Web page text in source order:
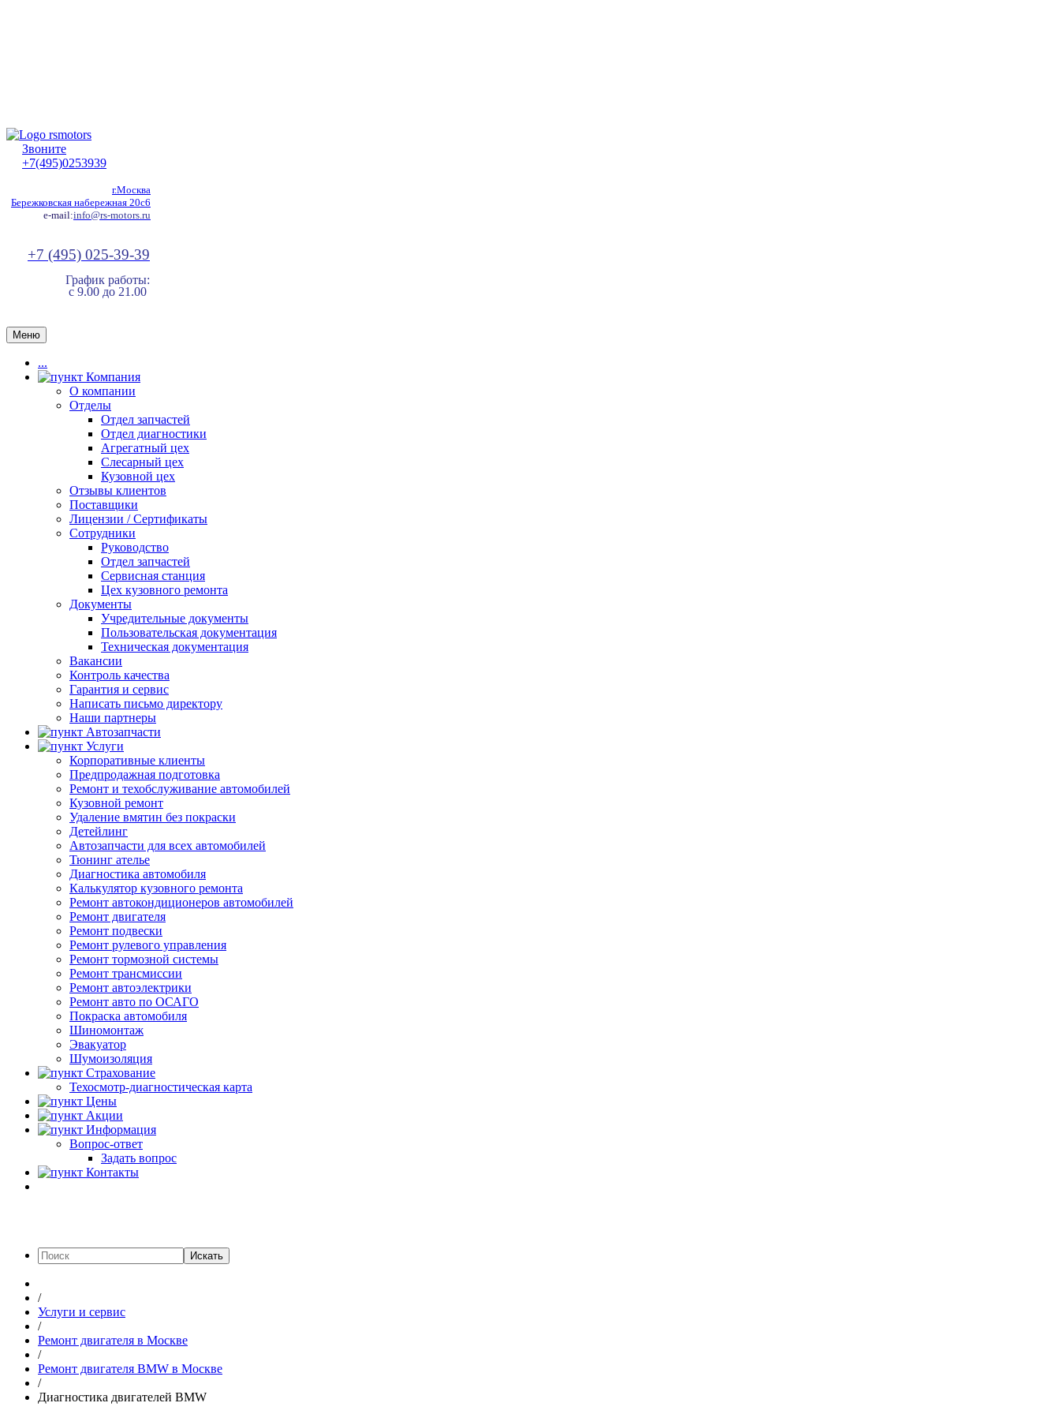
Звоните
+7(495)0253939
г.Москва
Бережковская набережная 20с6
e-mail:info@rs-motors.ru
+7 (495) 025-39-39
График работы:
с 9.00 до 21.00
Меню
...
Компания
О компании
Отделы
Отдел запчастей
Отдел диагностики
Агрегатный цех
Слесарный цех
Кузовной цех
Отзывы клиентов
Поставщики
Лицензии / Сертификаты
Сотрудники
Руководство
Отдел запчастей
Сервисная станция
Цех кузовного ремонта
Документы
Учредительные документы
Пользовательская документация
Техническая документация
Вакансии
Контроль качества
Гарантия и сервис
Написать письмо директору
Наши партнеры
Автозапчасти
Услуги
Корпоративные клиенты
Предпродажная подготовка
Ремонт и техобслуживание автомобилей
Кузовной ремонт
Удаление вмятин без покраски
Детейлинг
Автозапчасти для всех автомобилей
Тюнинг ателье
Диагностика автомобиля
Калькулятор кузовного ремонта
Ремонт автокондиционеров автомобилей
Ремонт двигателя
Ремонт подвески
Ремонт рулевого управления
Ремонт тормозной системы
Ремонт трансмиссии
Ремонт автоэлектрики
Ремонт авто по ОСАГО
Покраска автомобиля
Шиномонтаж
Эвакуатор
Шумоизоляция
Страхование
Техосмотр-диагностическая карта
Цены
Акции
Информация
Вопрос-ответ
Задать вопрос
Контакты
Искать
/
Услуги и сервис
/
Ремонт двигателя в Москве
/
Ремонт двигателя BMW в Москве
/
Диагностика двигателей BMW